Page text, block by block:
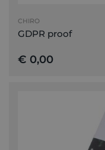
CHIRO
GDPR proof
€ 0,00